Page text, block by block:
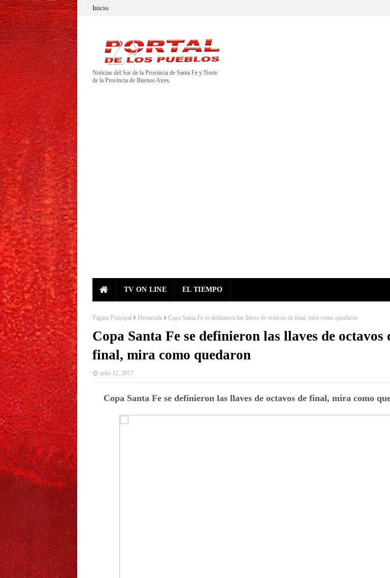
Inicio
Noticias del Sur de la Provincia de Santa Fe y Norte
de la Provincia de Buenos Aires.
TV ON LINE EL TIEMPO
Página Principal Destacada Copa Santa Fe se definieron las llaves de octavos de final, mira como quedaron
Copa Santa Fe se definieron las llaves de octavos
final, mira como quedaron
julio 12, 2017
Copa Santa Fe se definieron las llaves de octavos de final, mira como